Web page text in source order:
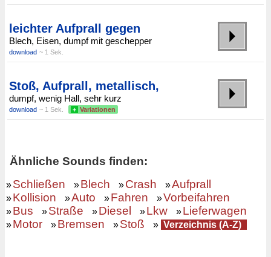
leichter Aufprall gegen
Blech, Eisen, dumpf mit geschepper
download ~ 1 Sek.
Stoß, Aufprall, metallisch,
dumpf, wenig Hall, sehr kurz
download ~ 1 Sek. + Variationen
Ähnliche Sounds finden:
»Schließen »Blech »Crash »Aufprall
»Kollision »Auto »Fahren »Vorbeifahren
»Bus »Straße »Diesel »Lkw »Lieferwagen
»Motor »Bremsen »Stoß » Verzeichnis (A-Z)